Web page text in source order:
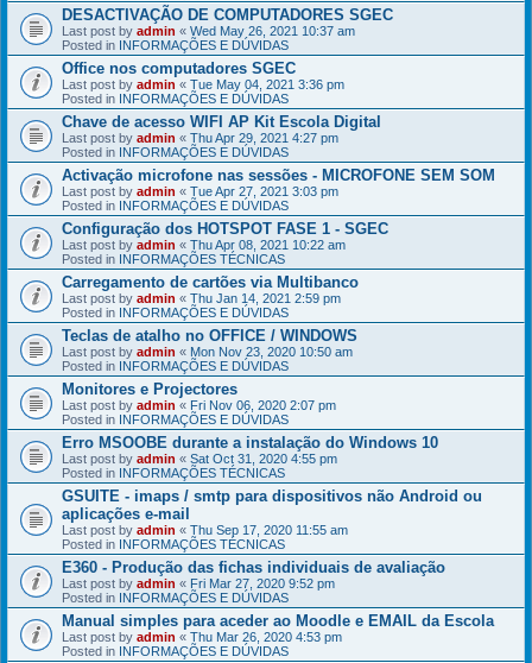
DESACTIVAÇÃO DE COMPUTADORES SGEC
Last post by admin « Wed May 26, 2021 10:37 am
Posted in INFORMAÇÕES E DÚVIDAS
Office nos computadores SGEC
Last post by admin « Tue May 04, 2021 3:36 pm
Posted in INFORMAÇÕES E DÚVIDAS
Chave de acesso WIFI AP Kit Escola Digital
Last post by admin « Thu Apr 29, 2021 4:27 pm
Posted in INFORMAÇÕES E DÚVIDAS
Activação microfone nas sessões - MICROFONE SEM SOM
Last post by admin « Tue Apr 27, 2021 3:03 pm
Posted in INFORMAÇÕES E DÚVIDAS
Configuração dos HOTSPOT FASE 1 - SGEC
Last post by admin « Thu Apr 08, 2021 10:22 am
Posted in INFORMAÇÕES TÉCNICAS
Carregamento de cartões via Multibanco
Last post by admin « Thu Jan 14, 2021 2:59 pm
Posted in INFORMAÇÕES E DÚVIDAS
Teclas de atalho no OFFICE / WINDOWS
Last post by admin « Mon Nov 23, 2020 10:50 am
Posted in INFORMAÇÕES E DÚVIDAS
Monitores e Projectores
Last post by admin « Fri Nov 06, 2020 2:07 pm
Posted in INFORMAÇÕES E DÚVIDAS
Erro MSOOBE durante a instalação do Windows 10
Last post by admin « Sat Oct 31, 2020 4:55 pm
Posted in INFORMAÇÕES TÉCNICAS
GSUITE - imaps / smtp para dispositivos não Android ou
aplicações e-mail
Last post by admin « Thu Sep 17, 2020 11:55 am
Posted in INFORMAÇÕES TÉCNICAS
E360 - Produção das fichas individuais de avaliação
Last post by admin « Fri Mar 27, 2020 9:52 pm
Posted in INFORMAÇÕES E DÚVIDAS
Manual simples para aceder ao Moodle e EMAIL da Escola
Last post by admin « Thu Mar 26, 2020 4:53 pm
Posted in INFORMAÇÕES E DÚVIDAS